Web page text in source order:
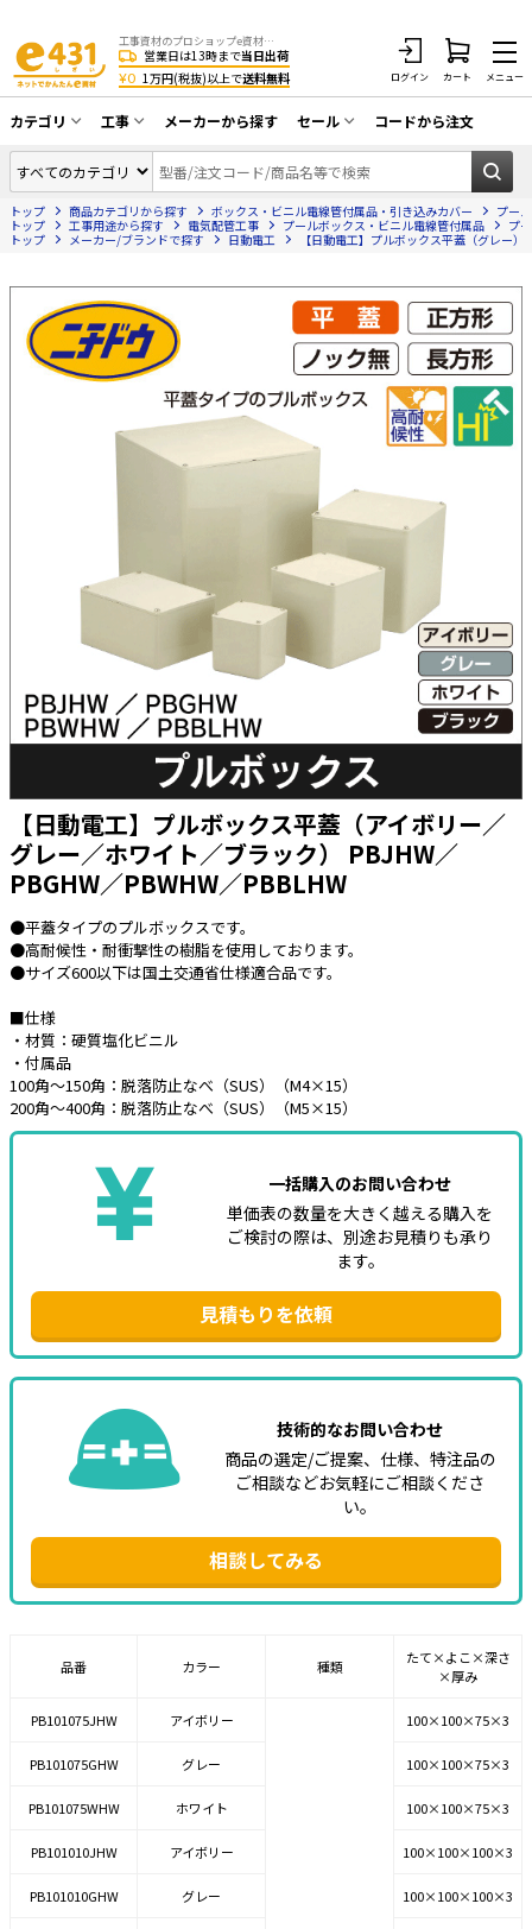
工事資材のプロショップe資材 CATV・アンテナ・防犯・光・LAN・電気・空調工事など
営業日は13時まで当日出荷
¥0 1万円(税抜)以上で送料無料 ログイン カート メニュー
カテゴリ
同軸ケーブル／テレビ用接栓／関連工具
アンテナ・取付金具・ブースター／CATV
部材類
防犯工事関連
HDMIケーブル・周辺機器／RCAケーブル
電話線／コネクタ／アダプタ
光ファイバー・融着接続機関連
LANケーブル・コネクタ・関連資材/機器
エアコン・換気扇・空調資材
太陽光発電ケーブル・コネクタ・関連資
電源ケーブル／コネクタ／分電盤／ブレ
照明・照明器具
電源タップ・延長コード
スイッチ・コンセント（配線器具）
PF管/FEP管/CD管/情報線保護管
ボックス・ビニル電線管付属品・引き込
みカバー
工具関連
EV充電設備工事関連
その他
e431オリジナル
販売終了品
工事
CATV・アンテナ工事
光工事・FTTH工事
LAN配線工事
電話工事
ホテル・病院向け
メーカーから探す セール
在庫一掃セール
コードから注文
トップ 商品カテゴリから探す ボックス・ビニル電線管付属品・引き込みカバー
プー
トップ
工事用途から探す 電気配管工事 プールボックス・ビニル電線管付属品
プ
トップ
メーカー/ブランドで探す 日動電工 【日動電工】プルボックス平蓋（グレー
【日動電工】プルボックス平蓋（アイボリー／
グレー／ホワイト／ブラック） PBJHW／
PBGHW／PBWHW／PBBLHW
●平蓋タイプのプルボックスです。
●高耐候性・耐衝撃性の樹脂を使用しております。
●サイズ600以下は国土交通省仕様適合品です。
■仕様
・材質：硬質塩化ビニル
・付属品
100角～150角：脱落防止なべ（SUS）（M4×15）
200角～400角：脱落防止なべ（SUS）（M5×15）
一括購入のお問い合わせ
単価表の数量を大きく越える購入を
ご検討の際は、別途お見積りも承り
ます。
見積もりを依頼
技術的なお問い合わせ
商品の選定/ご提案、仕様、特注品の
ご相談などお気軽にご相談くださ
い。
相談してみる
品番 カラー 種類
たて×よこ×深さ
×厚み
PB101075JHW アイボリー 100×100×75×3
PB101075GHW グレー 100×100×75×3
PB101075WHW ホワイト 100×100×75×3
PB101010JHW アイボリー 100×100×100×3
PB101010GHW グレー 100×100×100×3